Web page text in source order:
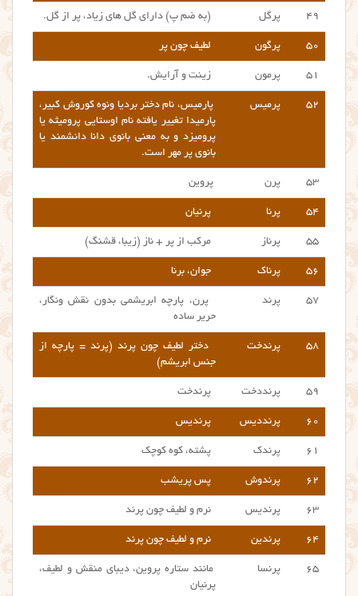
۴۹ پرگل (به ضم پ) دارای گل های زیاد، پر از گل.
۵۰ پرگون لطیف چون پر
۵۱ پرمون زینت و آرایش.
۵۲ پرمیس پارمیس، نام دختر بردیا ونوه کوروش کبیر،
پارمیدا تغییر یافته نام اوستایی پرومیثه یا
پرومیزد و به معنی بانوی دانا دانشمند یا
بانوی پر مهر است.
۵۳ پرن پروین
۵۴ پرنا پرنیان
۵۵ پرناز مرکب از پر + ناز (زیبا، قشنگ)
۵۶ پرناک جوان، برنا
۵۷ پرند
پرن، پارچه ابریشمی بدون نقش ونگار،
حریر ساده
۵۸ پرندخت
دختر لطیف چون پرند (پرند = پارچه از
جنس ابریشم)
۵۹ پرنددخت پرندخت
۶۰ پرنددیس پرندیس
۶۱ پرندک پشته، کوه کوچک
۶۲ پرندوش پس پریشب
۶۳ پرندیس نرم و لطیف چون پرند
۶۴ پرندین نرم و لطیف چون پرند
۶۵ پرنسا
مانند ستاره پروین، دیبای منقش و لطیف،
پرنیان